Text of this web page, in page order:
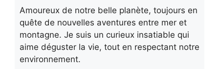
Amoureux de notre belle planète, toujours en
quête de nouvelles aventures entre mer et
montagne. Je suis un curieux insatiable qui
aime déguster la vie, tout en respectant notre
environnement.